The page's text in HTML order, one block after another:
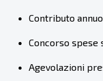
Contributo
Concorso spese
Agevolazioni